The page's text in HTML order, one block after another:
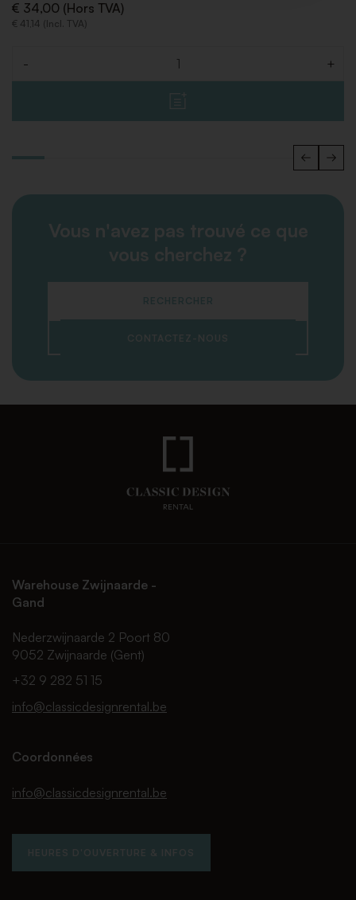
€ 34,00 (Hors TVA)
€ 41,14 (Incl. TVA)
- +
Vous n'avez pas trouvé ce que
vous cherchez ?
RECHERCHER
CONTACTEZ-NOUS
Warehouse Zwijnaarde -
Gand
Nederzwijnaarde 2 Poort 80
9052 Zwijnaarde (Gent)
+32 9 282 51 15
info@classicdesignrental.be
Coordonnées
info@classicdesignrental.be
HEURES D'OUVERTURE & INFOS